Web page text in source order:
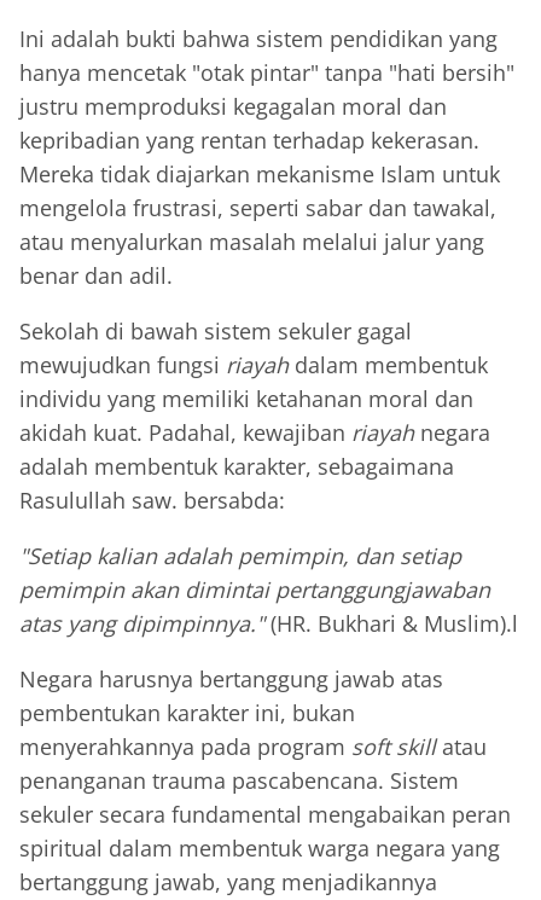
Ini adalah bukti bahwa sistem pendidikan yang
hanya mencetak "otak pintar" tanpa "hati bersih"
justru memproduksi kegagalan moral dan
kepribadian yang rentan terhadap kekerasan.
Mereka tidak diajarkan mekanisme Islam untuk
mengelola frustrasi, seperti sabar dan tawakal,
atau menyalurkan masalah melalui jalur yang
benar dan adil.
Sekolah di bawah sistem sekuler gagal
mewujudkan fungsi riayahdalam membentuk
individu yang memiliki ketahanan moral dan
akidah kuat. Padahal, kewajiban riayahnegara
adalah membentuk karakter, sebagaimana
Rasulullah saw. bersabda:
"Setiap kalian adalah pemimpin, dan setiap
pemimpin akan dimintai pertanggungjawaban
atas yang dipimpinnya."(HR. Bukhari & Muslim).l
Negara harusnya bertanggung jawab atas
pembentukan karakter ini, bukan
menyerahkannya pada program soft skillatau
penanganan trauma pascabencana. Sistem
sekuler secara fundamental mengabaikan peran
spiritual dalam membentuk warga negara yang
bertanggung jawab, yang menjadikannya